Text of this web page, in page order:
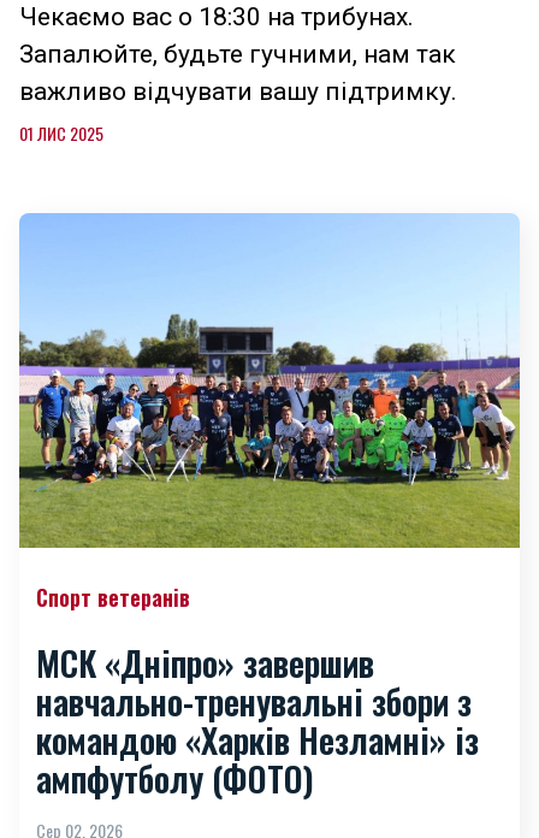
Чекаємо вас о 18:30 на трибунах.
Запалюйте, будьте гучними, нам так
важливо відчувати вашу підтримку.
01 ЛИС 2025
Спорт ветеранів
МСК «Дніпро» завершив
навчально-тренувальні збори з
командою «Харків Незламні» із
ампфутболу (ФОТО)
Сер 02, 2026